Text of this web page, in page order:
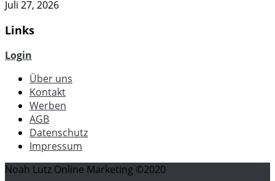
Juli 27, 2026
Links
Login
Über uns
Kontakt
Werben
AGB
Datenschutz
Impressum
Noah Lutz Online Marketing ©2020